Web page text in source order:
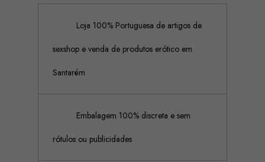
Loja 100% Portuguesa de artigos de
sexshop e venda de produtos erótico em
Santarém
Embalagem 100% discreta e sem
rótulos ou publicidades